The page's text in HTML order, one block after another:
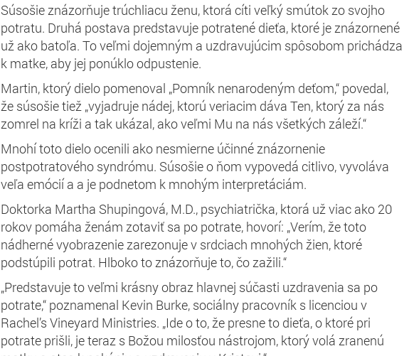
Súsošie znázorňuje trúchliacu ženu, ktorá cíti veľký smútok zo svojho
potratu. Druhá postava predstavuje potratené dieťa, ktoré je znázornené
už ako batoľa. To veľmi dojemným a uzdravujúcim spôsobom prichádza
k matke, aby jej ponúklo odpustenie.
Martin, ktorý dielo pomenoval „Pomník nenarodeným deťom,“ povedal,
že súsošie tiež „vyjadruje nádej, ktorú veriacim dáva Ten, ktorý za nás
zomrel na kríži a tak ukázal, ako veľmi Mu na nás všetkých záleží.“
Mnohí toto dielo ocenili ako nesmierne účinné znázornenie
postpotratového syndrómu. Súsošie o ňom vypovedá citlivo, vyvoláva
veľa emócií a a je podnetom k mnohým interpretáciám.
Doktorka Martha Shupingová, M.D., psychiatrička, ktorá už viac ako 20
rokov pomáha ženám zotaviť sa po potrate, hovorí: „Verím, že toto
nádherné vyobrazenie zarezonuje v srdciach mnohých žien, ktoré
podstúpili potrat. Hlboko to znázorňuje to, čo zažili.“
„Predstavuje to veľmi krásny obraz hlavnej súčasti uzdravenia sa po
potrate,“ poznamenal Kevin Burke, sociálny pracovník s licenciou v
Rachel’s Vineyard Ministries. „Ide o to, že presne to dieťa, o ktoré pri
potrate prišli, je teraz s Božou milosťou nástrojom, ktorý volá zranenú